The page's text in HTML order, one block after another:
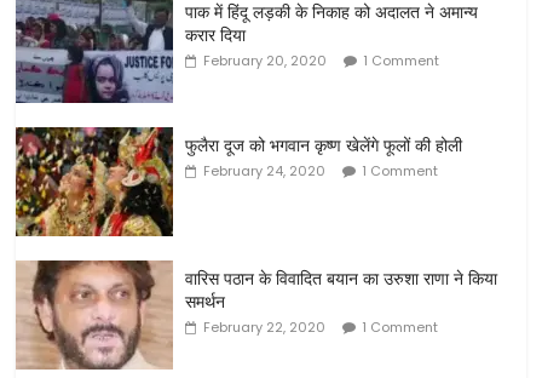
पाक में हिंदू लड़की के निकाह को अदालत ने अमान्य
करार दिया
February 20, 2020 1 Comment
फुलैरा दूज को भगवान कृष्ण खेलेंगे फूलों की होली
February 24, 2020 1 Comment
वारिस पठान के विवादित बयान का उरुशा राणा ने किया
समर्थन
February 22, 2020 1 Comment